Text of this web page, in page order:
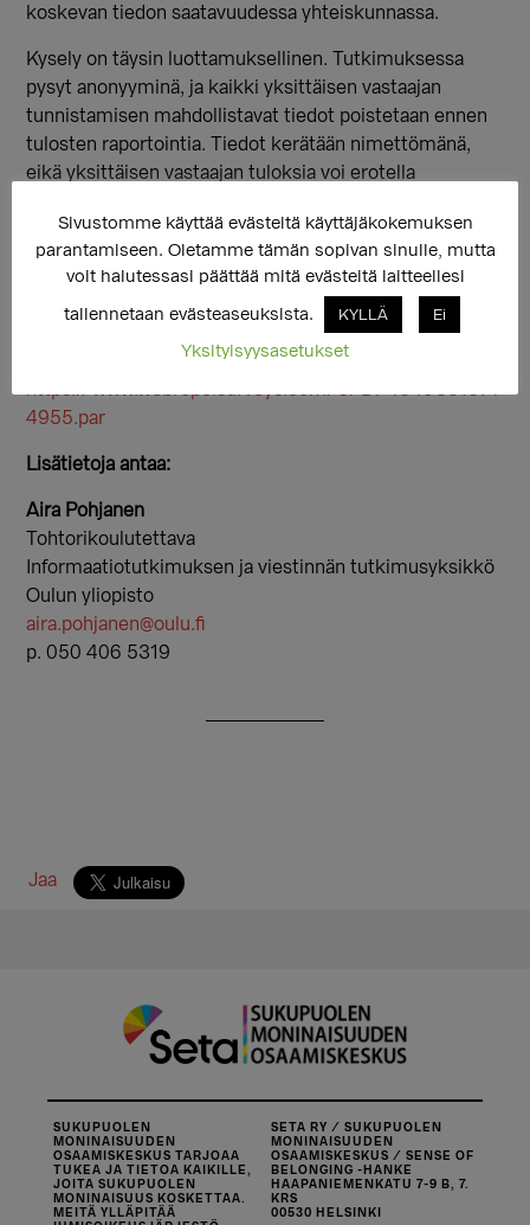
koskevan tiedon saatavuudessa yhteiskunnassa.
Kysely on täysin luottamuksellinen. Tutkimuksessa
pysyt anonyyminä, ja kaikki yksittäisen vastaajan
tunnistamisen mahdollistavat tiedot poistetaan ennen
tulosten raportointia. Tiedot kerätään nimettömänä,
eikä yksittäisen vastaajan tuloksia voi erotella
2016 saakka.
Vastauksesi ovat ensiarvoisen tärkeitä tutkimuksen
onnistumisen kannalta. Kyselyyn vastaaminen vie noin
20-30 minuuttia. Pääset vastaamaan kyselyyn
4955.par
Lisätietoja antaa:
Aira Pohjanen
Tohtorikoulutettava
Informaatiotutkimuksen ja viestinnän tutkimusyksikkö
Oulun yliopisto
aira.pohjanen@oulu.fi
p. 050 406 5319
Jaa
SUKUPUOLEN
MONINAISUUDEN
OSAAMISKESKUS TARJOAA
TUKEA JA TIETOA KAIKILLE,
JOITA SUKUPUOLEN
MONINAISUUS KOSKETTAA.
MEITÄ YLLÄPITÄÄ
SETA RY / SUKUPUOLEN
MONINAISUUDEN
OSAAMISKESKUS / SENSE OF
BELONGING -HANKE
HAAPANIEMENKATU 7-9 B, 7.
KRS
00530 HELSINKI
Sivustomme käyttää evästeitä käyttäjäkokemuksen
parantamiseen. Oletamme tämän sopivan sinulle, mutta
voit halutessasi päättää mitä evästeitä laitteellesi
tallennetaan evästeaseuksista. KYLLÄ Ei
Yksityisyysasetukset